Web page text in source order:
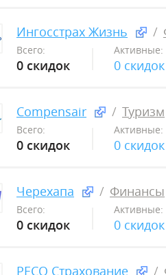
Ингосстрах Жизнь
Всего:
0 скидок
Активные:
0 скидок
Compensair Туризм
Всего:
0 скидок
Активные:
0 скидок
Черехапа Финансы
Всего:
0 скидок
Активные:
0 скидок
РЕСО Страхование